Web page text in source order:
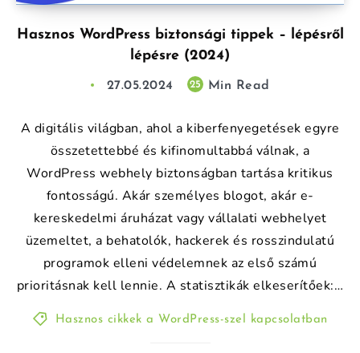
Hasznos WordPress biztonsági tippek – lépésről
lépésre (2024)
27.05.2024 25 Min Read
A digitális világban, ahol a kiberfenyegetések egyre
összetettebbé és kifinomultabbá válnak, a
WordPress webhely biztonságban tartása kritikus
fontosságú. Akár személyes blogot, akár e-
kereskedelmi áruházat vagy vállalati webhelyet
üzemeltet, a behatolók, hackerek és rosszindulatú
programok elleni védelemnek az első számú
prioritásnak kell lennie. A statisztikák elkeserítőek:…
Hasznos cikkek a WordPress-szel kapcsolatban